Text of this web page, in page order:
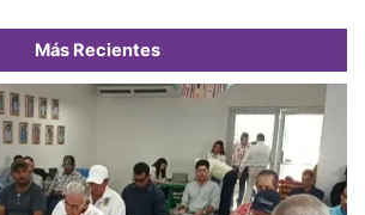
Más Recientes